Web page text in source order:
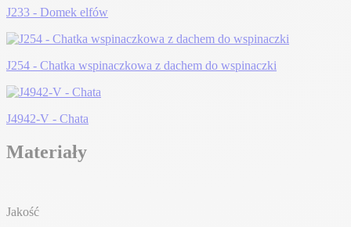
J233 - Domek elfów
J254 - Chatka wspinaczkowa z dachem do wspinaczki
J4942-V - Chata
Materiały
Jakość